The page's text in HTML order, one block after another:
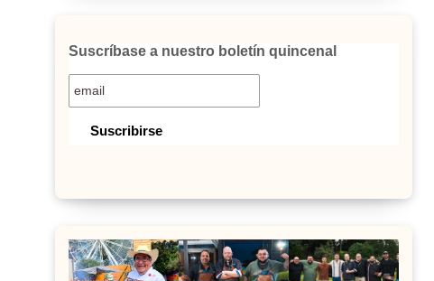
Suscríbase a nuestro boletín quincenal